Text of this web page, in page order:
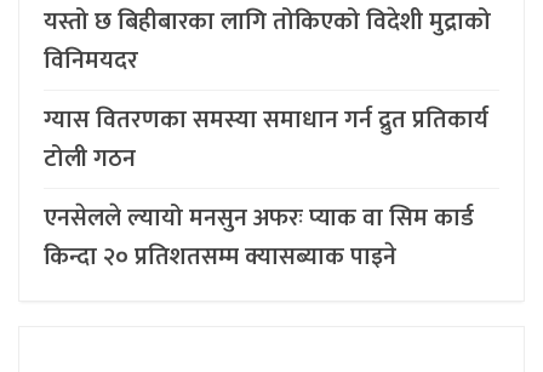
यस्तो छ बिहीबारका लागि तोकिएको विदेशी मुद्राको
विनिमयदर
ग्यास वितरणका समस्या समाधान गर्न द्रुत प्रतिकार्य
टोली गठन
एनसेलले ल्यायो मनसुन अफरः प्याक वा सिम कार्ड
किन्दा २० प्रतिशतसम्म क्यासब्याक पाइने